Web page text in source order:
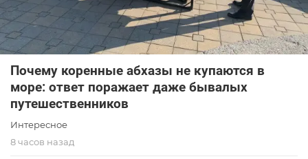
Почему коренные абхазы не купаются в
море: ответ поражает даже бывалых
путешественников
Интересное
8 часов назад